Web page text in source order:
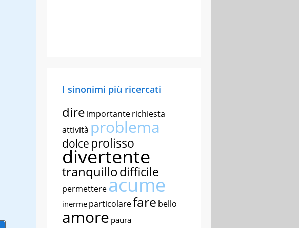
I sinonimi più ricercati
direimportanterichiesta
attività problema
dolce prolisso
divertente
tranquillodifficile
permettereacume
inerme particolarefare bello
amore paura